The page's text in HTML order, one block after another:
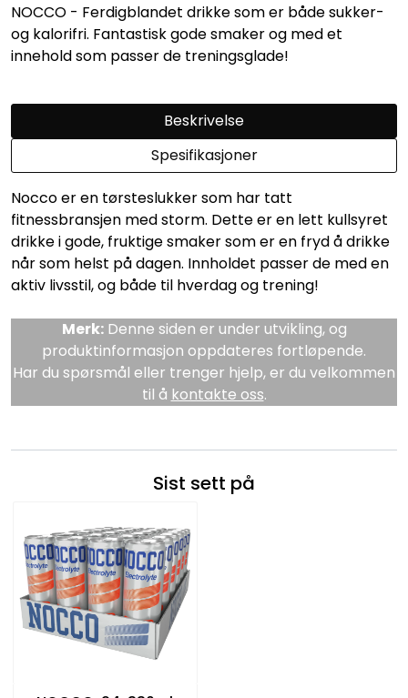
NOCCO - Ferdigblandet drikke som er både sukker-
og kalorifri. Fantastisk gode smaker og med et
innehold som passer de treningsglade!
Beskrivelse
Spesifikasjoner
Nocco er en tørsteslukker som har tatt
fitnessbransjen med storm. Dette er en lett kullsyret
drikke i gode, fruktige smaker som er en fryd å drikke
når som helst på dagen. Innholdet passer de med en
aktiv livsstil, og både til hverdag og trening!
Merk:Denne siden er under utvikling, og
produktinformasjon oppdateres fortløpende.
Har du spørsmål eller trenger hjelp, er du velkommen
til å kontakte oss.
Sist sett på